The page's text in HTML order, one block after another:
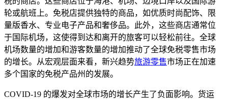
轮或航班上。免税店提供独特的商品，如优质时尚配饰、限
量版香水、专业电子产品和奢侈品。此外，这些商店通常位
于国际机场，这使得到达和离开的旅客可以轻松前往。全球
机场数量的增加和游客数量的增加推动了全球免税零售市场
的增长。从宏观层面来看，新兴趋势旅游零售市场正在加速
多个国家的免税产品州的发展。
COVID-19 的爆发对全球市场的增长产生了负面影响。货运